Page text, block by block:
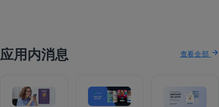
应用内消息 查看全部